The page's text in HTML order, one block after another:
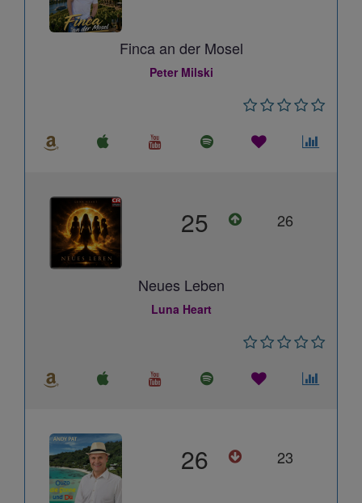
Finca an der Mosel
Peter Milski
25 26
Neues Leben
Luna Heart
26 23